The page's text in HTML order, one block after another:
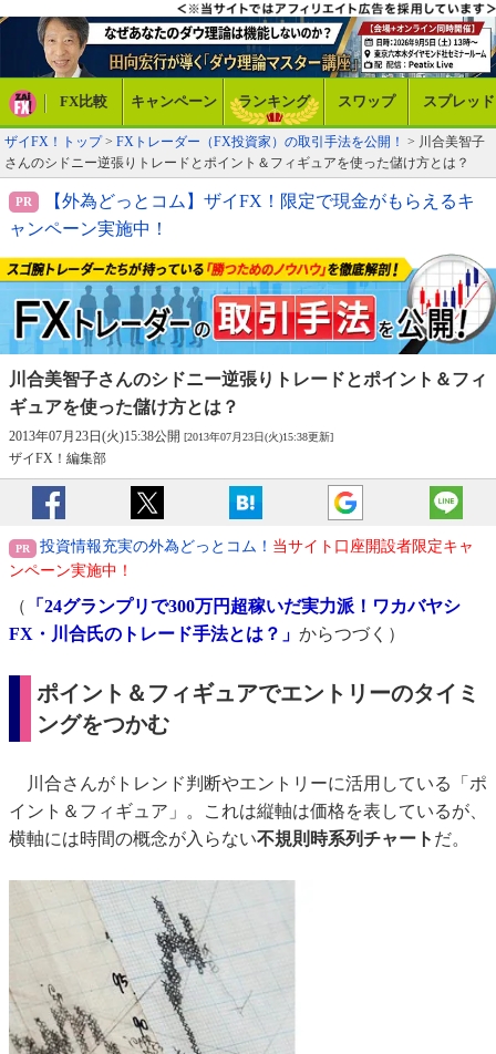
FX比較 キャンペーン ランキング スワップ スプレッド
ザイFX！トップ> FXトレーダー（FX投資家）の取引手法を公開！ > 川合美智子
さんのシドニー逆張りトレードとポイント＆フィギュアを使った儲け方とは？
【外為どっとコム】ザイFX！限定で現金がもらえるキ
ャンペーン実施中！
川合美智子さんのシドニー逆張りトレードとポイント＆フィ
ギュアを使った儲け方とは？
2013年07月23日(火)15:38公開 [2013年07月23日(火)15:38更新]
ザイFX！編集部
投資情報充実の外為どっとコム！ 当サイト口座開設者限定キャ
ンペーン実施中！
（
「24グランプリで300万円超稼いだ実力派！ワカバヤシ
FX・川合氏のトレード手法とは？」 からつづく）
ポイント＆フィギュアでエントリーのタイミ
ングをつかむ
川合さんがトレンド判断やエントリーに活用している「ポ
イント＆フィギュア」。これは縦軸は価格を表しているが、
横軸には時間の概念が入らない不規則時系列チャート だ。